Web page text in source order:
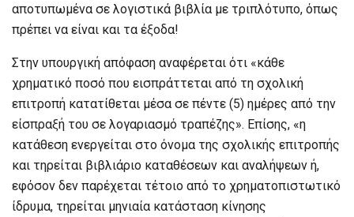
αποτυπωμένα σε λογιστικά βιβλία με τριπλότυπο, όπως
πρέπει να είναι και τα έξοδα!
Στην υπουργική απόφαση αναφέρεται ότι «κάθε
χρηματικό ποσό που εισπράττεται από τη σχολική
επιτροπή κατατίθεται μέσα σε πέντε (5) ημέρες από την
είσπραξή του σε λογαριασμό τραπέζης». Επίσης, «η
κατάθεση ενεργείται στο όνομα της σχολικής επιτροπής
και τηρείται βιβλιάριο καταθέσεων και αναλήψεων ή,
εφόσον δεν παρέχεται τέτοιο από το χρηματοπιστωτικό
ίδρυμα, τηρείται μηνιαία κατάσταση κίνησης